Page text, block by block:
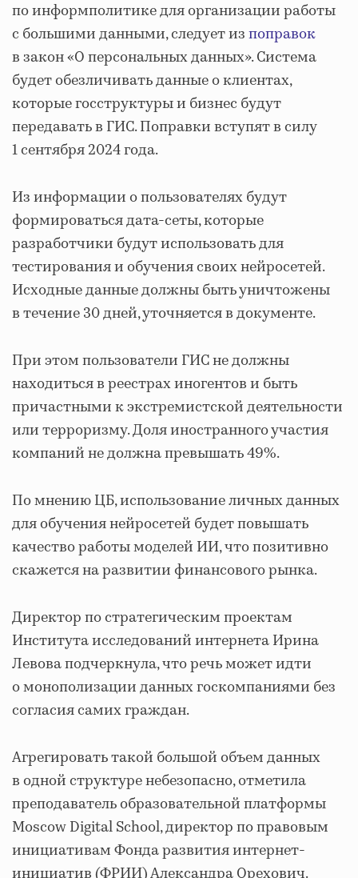
по информполитике для организации работы
с большими данными, следует изпоправок
в закон «О персональных данных». Система
будет обезличивать данные о клиентах,
которые госструктуры и бизнес будут
передавать в ГИС. Поправки вступят в силу
1 сентября 2024 года.
Из информации о пользователях будут
формироваться дата-сеты, которые
разработчики будут использовать для
тестирования и обучения своих нейросетей.
Исходные данные должны быть уничтожены
в течение 30 дней, уточняется в документе.
При этом пользователи ГИС не должны
находиться в реестрах иногентов и быть
причастными к экстремистской деятельности
или терроризму. Доля иностранного участия
компаний не должна превышать 49%.
По мнению ЦБ, использование личных данных
для обучения нейросетей будет повышать
качество работы моделей ИИ, что позитивно
скажется на развитии финансового рынка.
Директор по стратегическим проектам
Института исследований интернета Ирина
Левова подчеркнула, что речь может идти
о монополизации данных госкомпаниями без
согласия самих граждан.
Агрегировать такой большой объем данных
в одной структуре небезопасно, отметила
преподаватель образовательной платформы
Moscow Digital School, директор по правовым
инициативам Фонда развития интернет-